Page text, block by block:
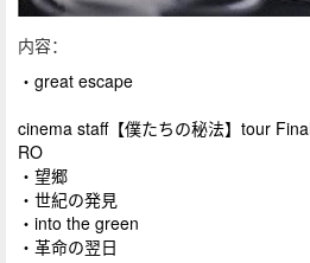
内容：
・great escape
cinema staff【僕たちの秘法】tour
RO
・望郷
・世紀の発見
・into the green
・革命の翌日